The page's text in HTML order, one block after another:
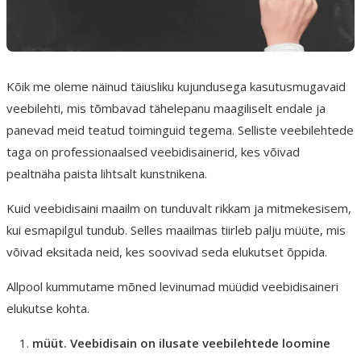
Kõik me oleme näinud täiusliku kujundusega kasutusmugavaid
veebilehti, mis tõmbavad tähelepanu maagiliselt endale ja
panevad meid teatud toiminguid tegema. Selliste veebilehtede
taga on professionaalsed veebidisainerid, kes võivad
pealtnäha paista lihtsalt kunstnikena.
Kuid veebidisaini maailm on tunduvalt rikkam ja mitmekesisem,
kui esmapilgul tundub. Selles maailmas tiirleb palju müüte, mis
võivad eksitada neid, kes soovivad seda elukutset õppida.
Allpool kummutame mõned levinumad müüdid veebidisaineri
elukutse kohta.
müüt. Veebidisain on ilusate veebilehtede loomine